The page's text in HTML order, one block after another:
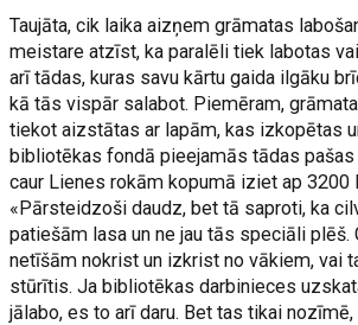
Taujāta, cik laika aizņem grāmatas
meistare atzīst, ka paralēli tiek labotas
arī tādas, kuras savu kārtu gaida ilgāku
kā tās vispār salabot. Piemēram,
tiekot aizstātas ar lapām, kas izkopētas
bibliotēkas fondā pieejamās tādas pašas
caur Lienes rokām kopumā iziet ap 3200
«Pārsteidzoši daudz, bet tā saproti, ka
patiešām lasa un ne jau tās speciāli plēš.
netīšām nokrist un izkrist no vākiem, vai
stūrītis. Ja bibliotēkas darbinieces
jālabo, es to arī daru. Bet tas tikai